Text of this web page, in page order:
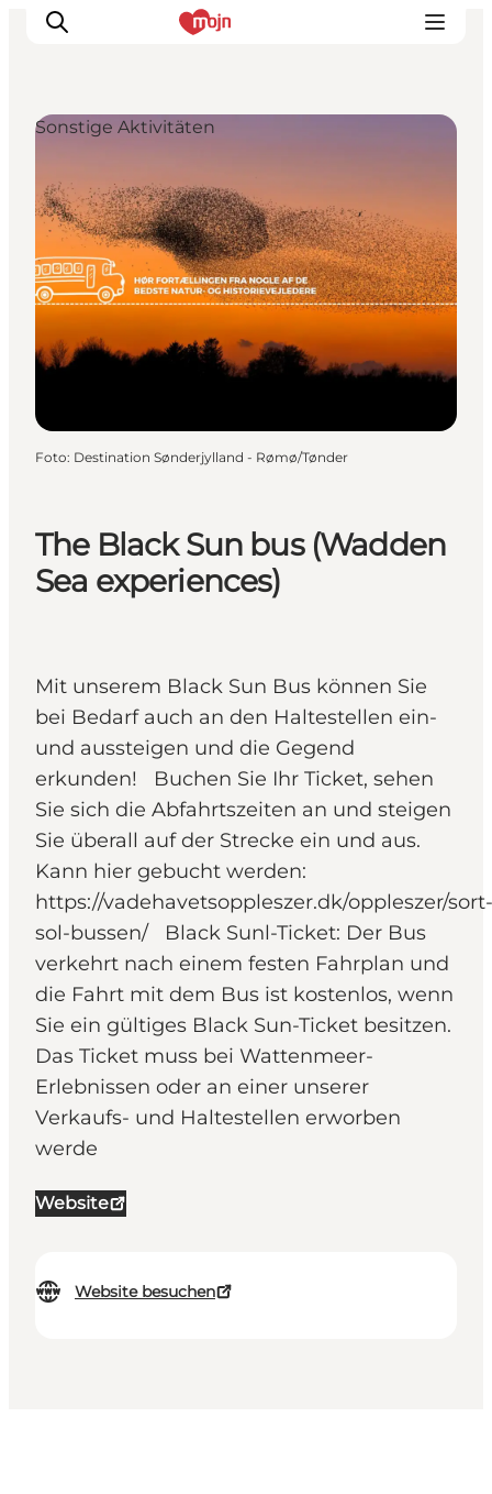
Erlebnisse
Städte und Regionen
Events
Übernachtung
Plane deine Reise
Booking
The Black Sun bus (Wadden
Sea experiences)
Mit unserem Black Sun Bus können Sie
bei Bedarf auch an den Haltestellen ein-
und aussteigen und die Gegend
erkunden! Buchen Sie Ihr Ticket, sehen
Sie sich die Abfahrtszeiten an und steigen
Sie überall auf der Strecke ein und aus.
Kann hier gebucht werden:
https://vadehavetsoppleszer.dk/oppleszer/sort-
sol-bussen/ Black Sunl-Ticket: Der Bus
verkehrt nach einem festen Fahrplan und
die Fahrt mit dem Bus ist kostenlos, wenn
Sie ein gültiges Black Sun-Ticket besitzen.
Das Ticket muss bei Wattenmeer-
Erlebnissen oder an einer unserer
Verkaufs- und Haltestellen erworben
werde
Website
Website besuchen
Sonstige Aktivitäten
Foto: Destination Sønderjylland - Rømø/Tønder